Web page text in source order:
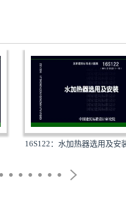
16S122：水加热器选用及安